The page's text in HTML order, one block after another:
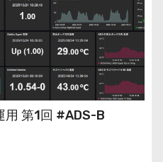
用 第1回 #ADS-B